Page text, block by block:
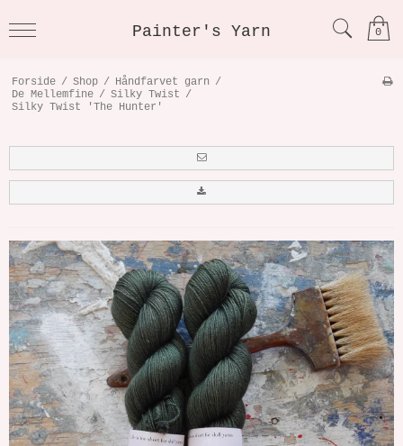
Painter's Yarn 0
Forside / Shop / Håndfarvet garn /
De Mellemfine / Silky Twist /
Silky Twist 'The Hunter'